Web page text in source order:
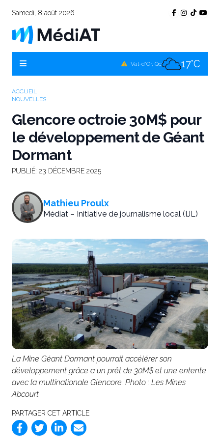
Samedi, 8 août 2026
Val-d'Or, Qc 17°C
ACCUEIL
NOUVELLES
Glencore octroie 30M$ pour
le développement de Géant
Dormant
PUBLIÉ: 23 DÉCEMBRE 2025
Mathieu Proulx
Médiat – Initiative de journalisme local (IJL)
La Mine Géant Dormant pourrait accélérer son
développement grâce a un prêt de 30M$ et une entente
avec la multinationale Glencore. Photo : Les Mines
Abcourt
PARTAGER CET ARTICLE